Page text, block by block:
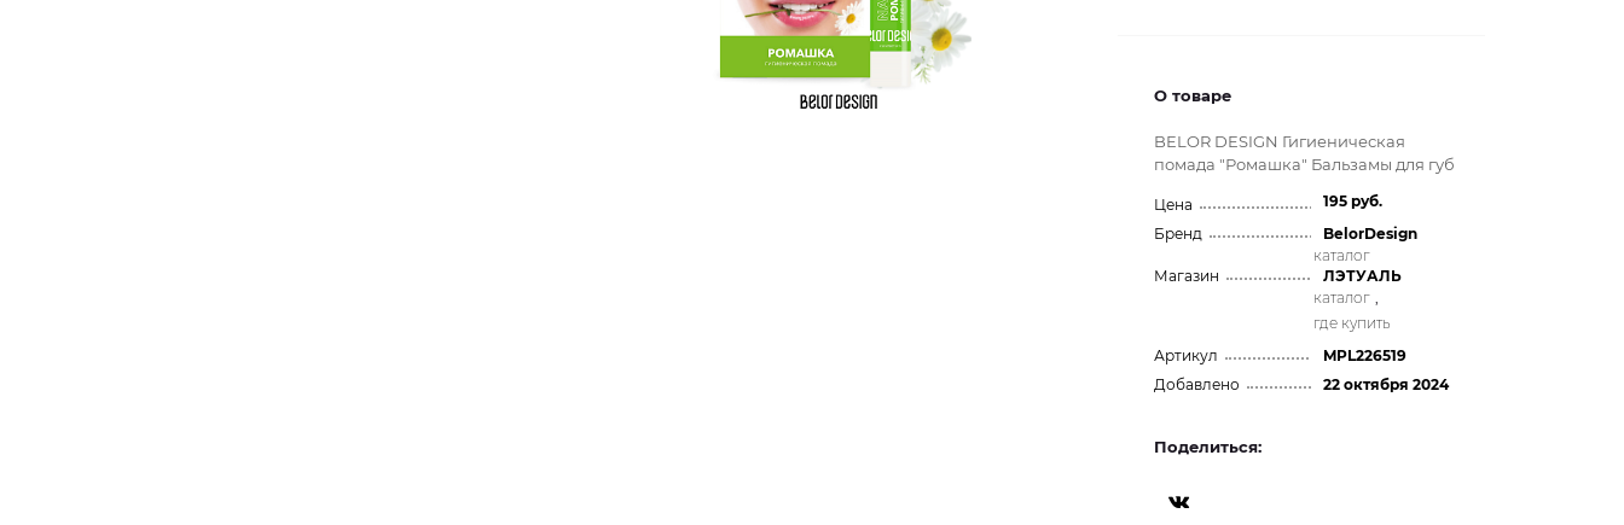
О товаре
BELOR DESIGN Гигиеническая
помада "Ромашка" Бальзамы для губ
Цена
195 руб.
Бренд
BelorDesign
каталог
Магазин
ЛЭТУАЛЬ
каталог ,
где купить
Артикул
MPL226519
Добавлено
22 октября 2024
Поделиться: